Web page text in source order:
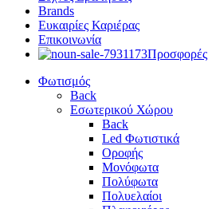
Brands
Ευκαιρίες Καριέρας
Επικοινωνία
Προσφορές
Φωτισμός
Back
Εσωτερικού Χώρου
Back
Led Φωτιστικά
Οροφής
Μονόφωτα
Πολύφωτα
Πολυελαίοι